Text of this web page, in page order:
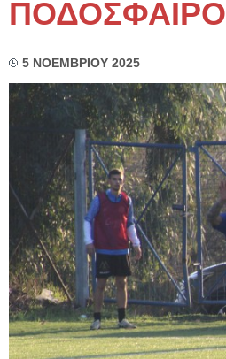
ΠΟΔΟΣΦΑΙΡΟ
5 ΝΟΕΜΒΡΙΟΥ 2025